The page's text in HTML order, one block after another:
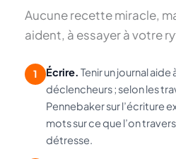
Aucune recette miracle,
aident, à essayer à votre
1 Écrire. Tenir un journal aide
déclencheurs ; selon les
Pennebaker sur l’écriture
mots sur ce que l’on
détresse.